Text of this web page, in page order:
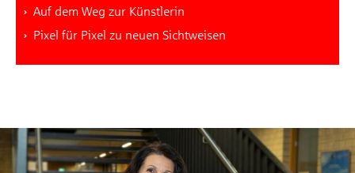
Auf dem Weg zur Künstlerin
Pixel für Pixel zu neuen Sichtweisen